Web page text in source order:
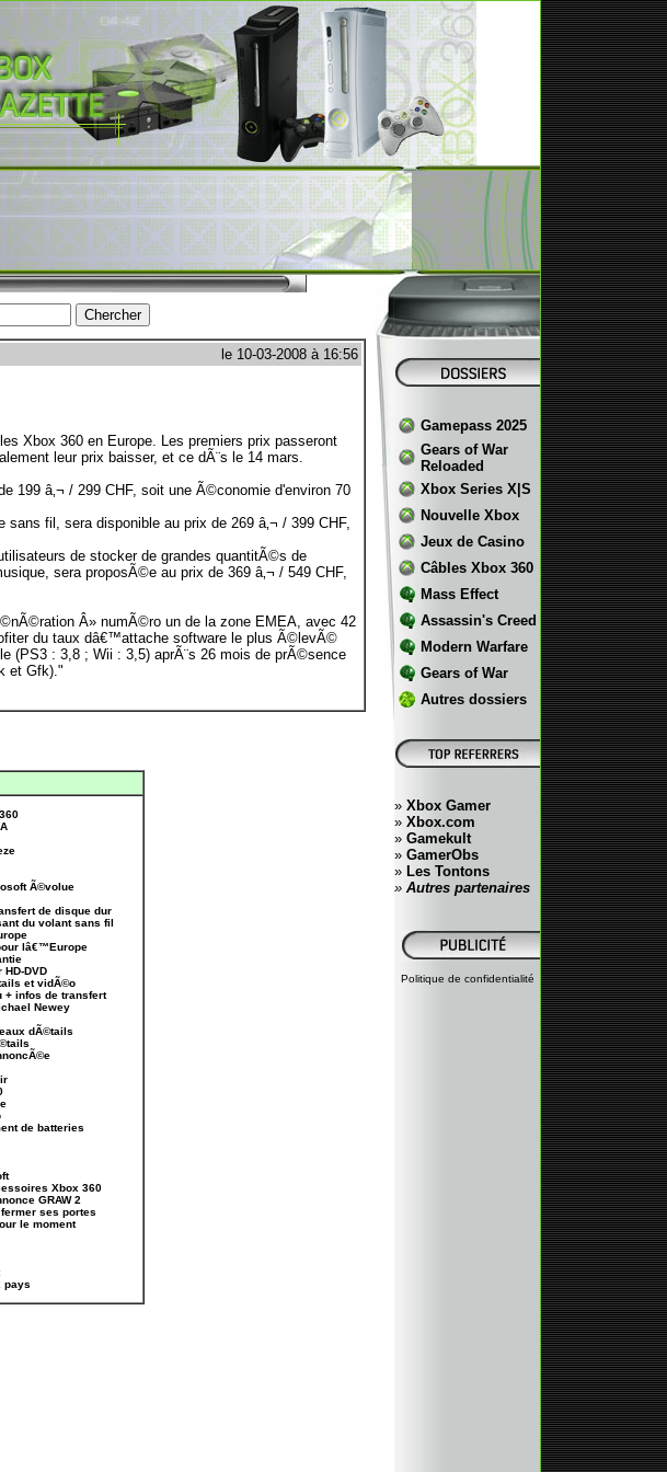
le 10-03-2008 à 16:56
Xbox 360 en Europe. Les premiers prix passeront
leur prix baisser, et ce dÃ¨s le 14 mars.
199 â‚¬ / 299 CHF, soit une Ã©conomie d'environ 70
fil, sera disponible au prix de 269 â‚¬ / 399 CHF,
de stocker de grandes quantitÃ©s de
sera proposÃ©e au prix de 369 â‚¬ / 549 CHF,
Â» numÃ©ro un de la zone EMEA, avec 42
du taux dâ€™attache software le plus Ã©levÃ©
(PS3 : 3,8 ; Wii : 3,5) aprÃ¨s 26 mois de prÃ©sence
et Gfk)."
Ã©volue
de disque dur
du volant sans fil
lâ€™Europe
DVD
et vidÃ©o
+ infos de transfert
Newey
dÃ©tails
de batteries
Xbox 360
GRAW 2
ses portes
le moment
pays
Gamepass 2025
Gears of War
Reloaded
Xbox Series X|S
Nouvelle Xbox
Jeux de Casino
Câbles Xbox 360
Mass Effect
Assassin's Creed
Modern Warfare
Gears of War
Autres dossiers
» Xbox Gamer
» Xbox.com
» Gamekult
» GamerObs
» Les Tontons
» Autres partenaires
Politique de confidentialité